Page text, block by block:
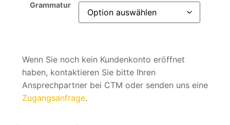
Grammatur
Wenn Sie noch kein Kundenkonto eröffnet
haben, kontaktieren Sie bitte Ihren
Ansprechpartner bei CTM oder senden uns eine
Zugangsanfrage.